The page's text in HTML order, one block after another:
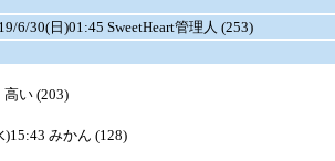
6/30(日)01:45 SweetHeart管理人 (253)
高い (203)
)15:43 みかん (128)